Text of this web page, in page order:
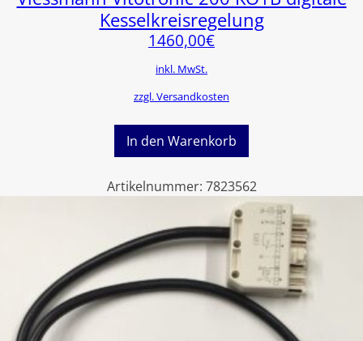
Kesselkreisregelung
1460,00€
inkl. MwSt.
zzgl. Versandkosten
In den Warenkorb
Artikelnummer: 7823562